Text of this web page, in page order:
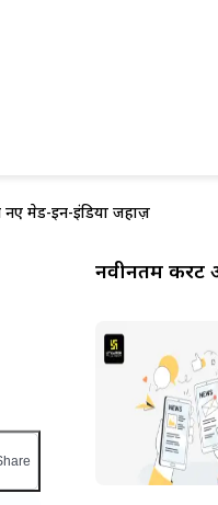
नए मेड-इन-इंडिया जहाज़
नवीनतम करेंट